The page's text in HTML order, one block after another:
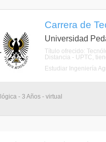
Carrera de
Universidad
Título ofrecido:
Distancia - UPTC,
Estudiar Ingeniería
- 3 Años - virtual